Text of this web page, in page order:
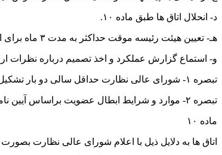
د- انحلال اتاق ها طبق ماده ۱۰.
هـ- تعیین هیئت رئیسه موقت حداکثر به مدت ۳ ماه برای اتاق هایی که قادر به انجام وظایف خود نبوده با اعلام تاریخ انتخابات جدید.
و- استماع گزارش عملکرد و اخذ تصمیم درباره نظرات
تبصره ۱- شورای عالی نظارت حداقل سالی دو بار تشکیل جلسه می دهد. نحوه تشکیل جلسات و رسمیت یافتن آنها طی آیین نامه ای خواهد بود که به تصویب شورای عالی نظارت می رسد.
تبصره ۲- موارد و شرایط ابطال عضویت براساس آیین نامه ای خواهد بود که به پیشنهاد هیئت رئیسه به تصویب شورای عالی نظارت خواهد رسید.
ماده ۱۰
اتاق ها به دلایل ذیل با اعلام شورای عالی نظارت